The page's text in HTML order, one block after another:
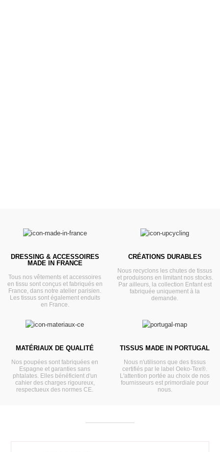
DRESSING & ACCESSOIRES
MADE IN FRANCE
Tous nos vêtements et accessoires
en tissu sont conçus et fabriqués en
France, dans notre atelier parisien.
Les tissus sont également enduits
en France.
CRÉATIONS DURABLES
Nous recyclons les chutes de tissus
et produisons en limitant nos stocks.
Par ailleurs, la collection Enfant est
fabriquée uniquement à la
demande.
MATÉRIAUX DE QUALITÉ
Nos poupées sont fabriquées en
Espagne et garanties sans
phtalates. Elles bénéficient d'un
cahier des charges rigoureux,
respectueux des normes CE.
TISSUS MADE IN PORTUGAL
Nous n'utilisons que des tissus
certifiés par le label Oeko-Tex®.
L'attention portée au choix de nos
fournisseurs est primordiale pour
nous.